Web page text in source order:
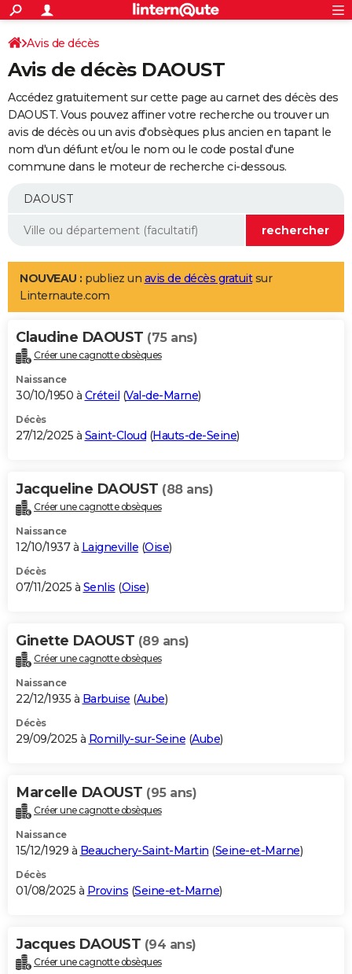
ACTUALITÉS
Politique
Société
Faits Divers
Education
Monde
Villes
+
SPORT
Coupe du monde 2026
Football
Tennis
Cyclisme
Rugby
Forum
Programme TV
TNT
Streaming
Cinéma
Sorties cinéma
Musique
+
FINANCE
Retraite
Epargne
Immobilier
Risques naturels par ville
Banque
Assurance
AUTO
Essais
Réserver un essai
Citadines
Berlines
SUV
Forum auto
+
Mobiles
Meilleur smartphone
Internet
Ordinateurs
Jeux vidéo
Guide high-tech
Aménagement intérieur
LIFESTYLE
Art de vivre
Bien-être
Loisirs
Mode
Modes de vie
Alimentation
Guide de la santé
Maladies
Médicaments
Sommeil
VOYAGE
Destinations
City break
Voyage nature
Voyage de noces
Forum
Climat
+PHOTO
GUIDES D'ACHAT
BONS PLANS
Carte de Noël
Carte Bonne année
Carte Saint-Valentin
Carte Pâques
Carte d'anniversaire
DICTIONNAIRE
Dictionnaire
Biographies
Citations
Expressions
Proverbes
PROGRAMME TV
S'inscrire
Se connecter
Lycées
Collèges
Primaires
Universités
Entreprises
Service militaire
Avis de recherche
AVIS DE DÉCÈS
Bricolage
Lifestyle
Culture
Sport
Auto
Television
Voyage
Cinema
Avis de décès
Avis de décès DAOUST
Accédez gratuitement sur cette page au carnet des décès des
DAOUST. Vous pouvez affiner votre recherche ou trouver un
avis de décès ou un avis d'obsèques plus ancien en tapant le
nom d'un défunt et/ou le nom ou le code postal d'une
commune dans le moteur de recherche ci-dessous.
NOUVEAU : publiez un avis de décès gratuitsur
Linternaute.com
Claudine DAOUST (75 ans)
Créer une cagnotte obsèques
Naissance
30/10/1950 à Créteil (Val-de-Marne)
Décès
27/12/2025 à Saint-Cloud (Hauts-de-Seine)
Jacqueline DAOUST (88 ans)
Créer une cagnotte obsèques
Naissance
12/10/1937 à Laigneville (Oise)
Décès
07/11/2025 à Senlis (Oise)
Ginette DAOUST (89 ans)
Créer une cagnotte obsèques
Naissance
22/12/1935 à Barbuise (Aube)
Décès
29/09/2025 à Romilly-sur-Seine (Aube)
Marcelle DAOUST (95 ans)
Créer une cagnotte obsèques
Naissance
15/12/1929 à Beauchery-Saint-Martin (Seine-et-Marne)
Décès
01/08/2025 à Provins (Seine-et-Marne)
Jacques DAOUST (94 ans)
Créer une cagnotte obsèques